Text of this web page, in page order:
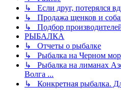
↳ Если друг, потерялся
↳ Продажа щенков и
↳ Подбор
РЫБАЛКА
↳ Отчеты о рыбалке
↳ Рыбалка на Черном
↳ Рыбалка на лиманах
Волга ...
↳ Конкретная рыбалка.